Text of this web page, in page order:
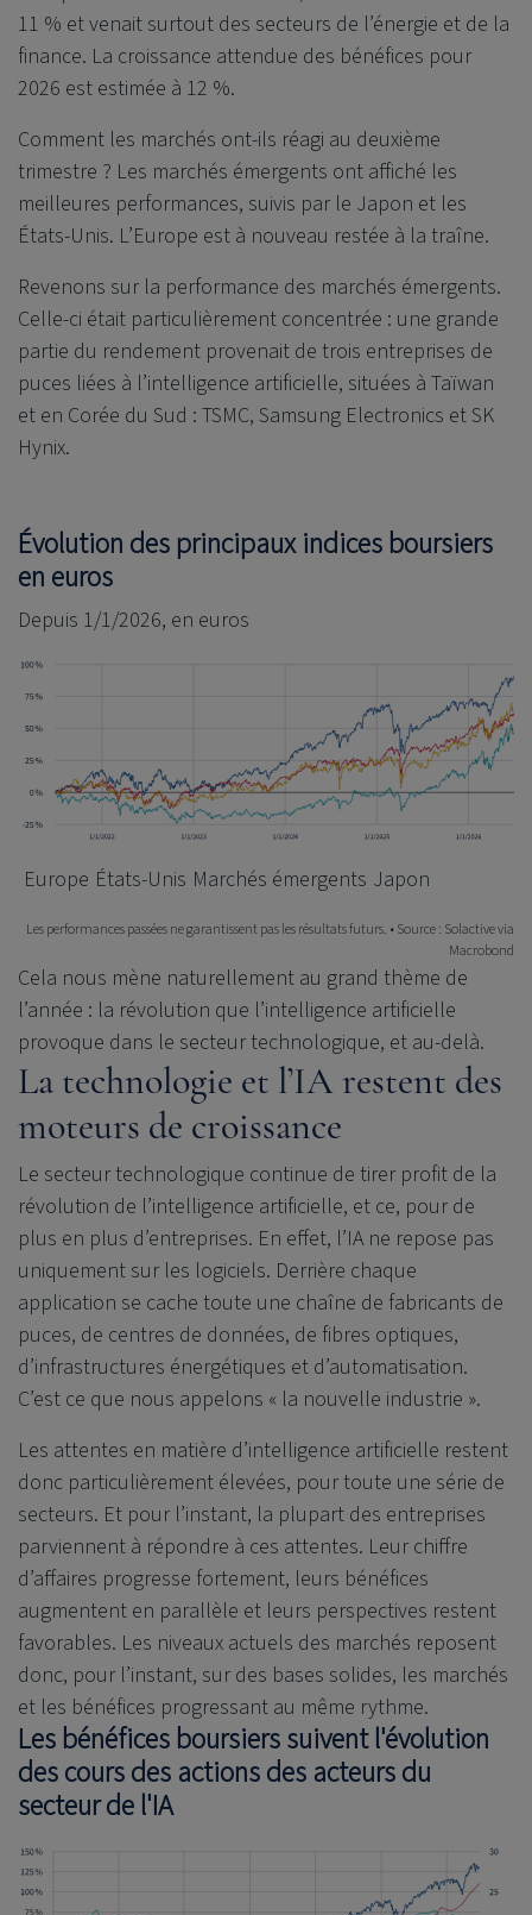
11 % et venait surtout des secteurs de l’énergie et de la
finance. La croissance attendue des bénéfices pour
2026 est estimée à 12 %.
Comment les marchés ont-ils réagi au deuxième
trimestre ? Les marchés émergents ont affiché les
meilleures performances, suivis par le Japon et les
États-Unis. L’Europe est à nouveau restée à la traîne.
Revenons sur la performance des marchés émergents.
Celle-ci était particulièrement concentrée : une grande
partie du rendement provenait de trois entreprises de
puces liées à l’intelligence artificielle, situées à Taïwan
et en Corée du Sud : TSMC, Samsung Electronics et SK
Hynix.
Évolution des principaux indices boursiers
en euros
Depuis 1/1/2026, en euros
Europe États-Unis Marchés émergents Japon
Les performances passées ne garantissent pas les résultats futurs. • Source : Solactive via
Macrobond
Cela nous mène naturellement au grand thème de
l’année : la révolution que l’intelligence artificielle
provoque dans le secteur technologique, et au-delà.
La technologie et l’IA restent des
moteurs de croissance
Le secteur technologique continue de tirer profit de la
révolution de l’intelligence artificielle, et ce, pour de
plus en plus d’entreprises. En effet, l’IA ne repose pas
uniquement sur les logiciels. Derrière chaque
application se cache toute une chaîne de fabricants de
puces, de centres de données, de fibres optiques,
d’infrastructures énergétiques et d’automatisation.
C’est ce que nous appelons « la nouvelle industrie ».
Les attentes en matière d’intelligence artificielle restent
donc particulièrement élevées, pour toute une série de
secteurs. Et pour l’instant, la plupart des entreprises
parviennent à répondre à ces attentes. Leur chiffre
d’affaires progresse fortement, leurs bénéfices
augmentent en parallèle et leurs perspectives restent
favorables. Les niveaux actuels des marchés reposent
donc, pour l’instant, sur des bases solides, les marchés
et les bénéfices progressant au même rythme.
Les bénéfices boursiers suivent l'évolution
des cours des actions des acteurs du
secteur de l'IA